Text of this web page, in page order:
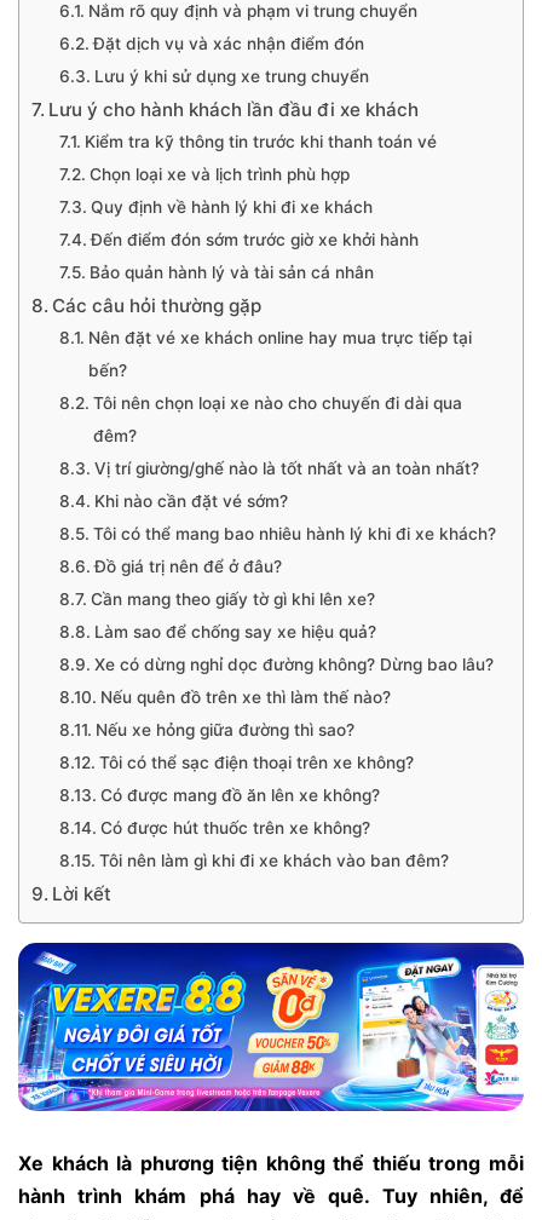
Nắm rõ quy định và phạm vi trung chuyển
Đặt dịch vụ và xác nhận điểm đón
Lưu ý khi sử dụng xe trung chuyển
Lưu ý cho hành khách lần đầu đi xe khách
Kiểm tra kỹ thông tin trước khi thanh toán vé
Chọn loại xe và lịch trình phù hợp
Quy định về hành lý khi đi xe khách
Đến điểm đón sớm trước giờ xe khởi hành
Bảo quản hành lý và tài sản cá nhân
Các câu hỏi thường gặp
Nên đặt vé xe khách online hay mua trực tiếp tại
bến?
Tôi nên chọn loại xe nào cho chuyến đi dài qua
đêm?
Vị trí giường/ghế nào là tốt nhất và an toàn nhất?
Khi nào cần đặt vé sớm?
Tôi có thể mang bao nhiêu hành lý khi đi xe khách?
Đồ giá trị nên để ở đâu?
Cần mang theo giấy tờ gì khi lên xe?
Làm sao để chống say xe hiệu quả?
Xe có dừng nghỉ dọc đường không? Dừng bao lâu?
Nếu quên đồ trên xe thì làm thế nào?
Nếu xe hỏng giữa đường thì sao?
Tôi có thể sạc điện thoại trên xe không?
Có được mang đồ ăn lên xe không?
Có được hút thuốc trên xe không?
Tôi nên làm gì khi đi xe khách vào ban đêm?
Lời kết
Xe khách là phương tiện không thể thiếu trong mỗi
hành trình khám phá hay về quê. Tuy nhiên, để